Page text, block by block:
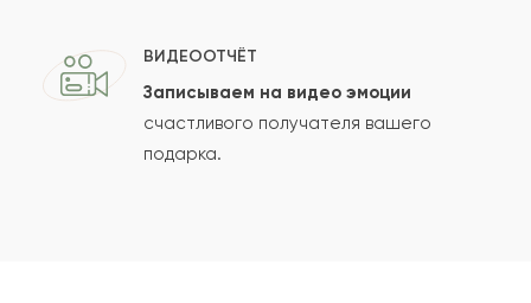
Отзыв будет опубликован после проверки.
Проверяем на спам.
ВИДЕООТЧЁТ
Записываем на видео эмоции
счастливого получателя вашего
подарка.